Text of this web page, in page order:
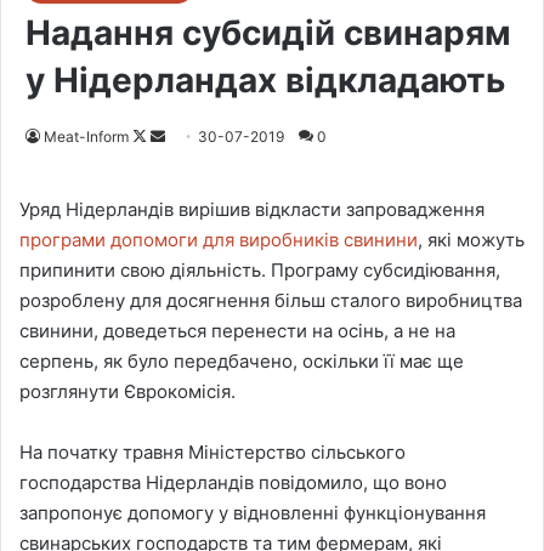
Надання субсидій свинарям
у Нідерландах відкладають
Meat-Inform
F
w
o
n
X
a
n
e
m
a
i
30-07-2019 0
Уряд Нідерландів вирішив відкласти запровадження
програми допомоги для виробників свинини, які можуть
припинити свою діяльність. Програму субсидіювання,
розроблену для досягнення більш сталого виробництва
свинини, доведеться перенести на осінь, а не на
серпень, як було передбачено, оскільки її має ще
розглянути Єврокомісія.
На початку травня Міністерство сільського
господарства Нідерландів повідомило, що воно
запропонує допомогу у відновленні функціонування
свинарських господарств та тим фермерам, які